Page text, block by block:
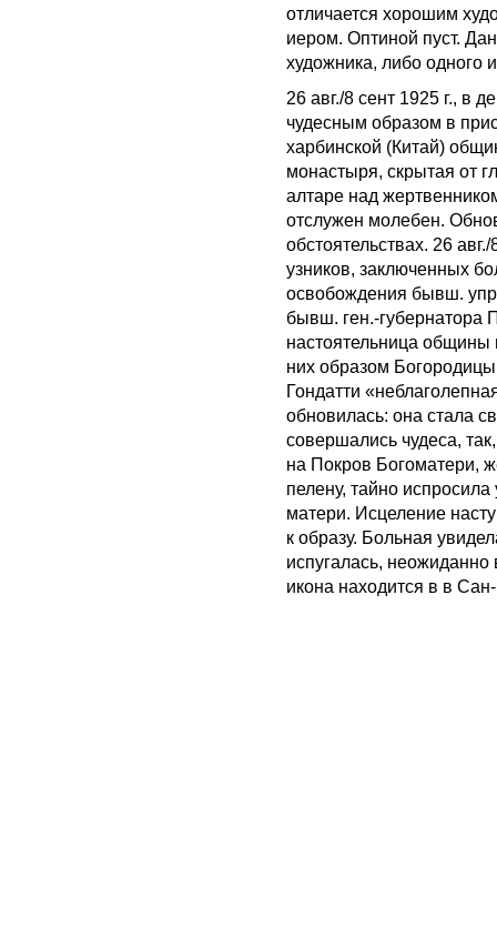
отличается хорошим
иером. Оптиной пуст.
художника, либо одного
26 авг./8 сент 1925 г., в
чудесным образом в
харбинской (Китай)
монастыря, скрытая от
алтаре над
отслужен молебен.
обстоятельствах. 26
узников, заключенных
освобождения бывш.
бывш. ген.-губернатора
настоятельница общины
них образом
Гондатти
обновилась: она стала
совершались чудеса,
на Покров Богоматери,
пелену, тайно
матери. Исцеление
к образу. Больная
испугалась, неожиданно
икона находится в в